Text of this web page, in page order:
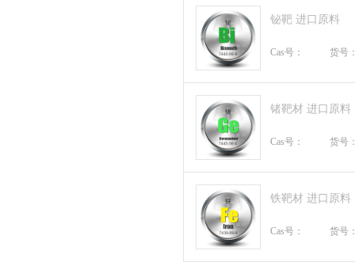
铋靶 进口原料
Cas号： 货号
锗靶材 进口原料
Cas号： 货号
铁靶材 进口原料
Cas号： 货号